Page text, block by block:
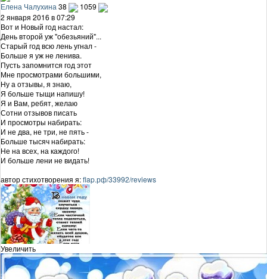
Елена Чалухина 38
1059
2 января 2016 в 07:29
Вот и Новый год настал:
День второй уж "обезьяний"...
Старый год всю лень угнал -
Больше я уж не ленива.
Пусть запомнится год этот
Мне просмотрами большими,
Ну а отзывы, я знаю,
Я больше тыщи напишу!
Я и Вам, ребят, желаю
Сотни отзывов писать
И просмотры набирать:
И не два, не три, не пять -
Больше тысяч набирать:
Не на всех, на каждого!
И больше лени не видать!
автор стихотворения я:flap.рф/33992/reviews
Увеличить